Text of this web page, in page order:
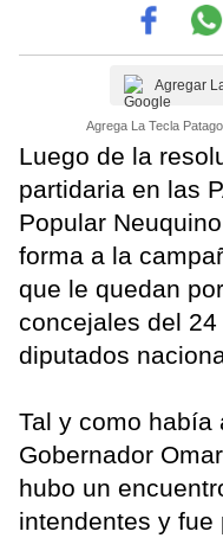
Agregar
Agrega La Tecla
Luego de la
partidaria en las
Popular
forma a la
que le quedan
concejales del
diputados
Tal y como había
Gobernador
hubo un
intendentes y fue